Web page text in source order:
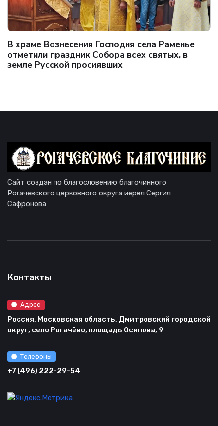
В храме Вознесения Господня села Раменье
отметили праздник Собора всех святых, в
земле Русской просиявших
Сайт создан по благословению благочинного
Рогачевского церковного округа иерея Сергия
Сафронова
Контакты
Адрес
Россия, Московская область, Дмитровский городской
округ, село Рогачёво, площадь Осипова, 9
Телефоны
+7 (496) 222-29-54